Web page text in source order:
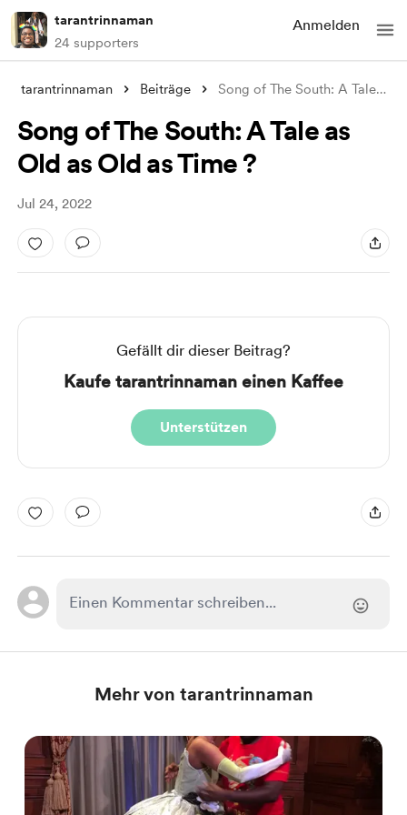
tarantrinnaman
24 supporters
Anmelden
tarantrinnaman Beiträge Song of The South: A Tale as Old as Old
Song of The South: A Tale as
Old as Old as Time ?
Jul 24, 2022
Gefällt dir dieser Beitrag?
Kaufe tarantrinnaman einen Kaffee
Unterstützen
Mehr von tarantrinnaman